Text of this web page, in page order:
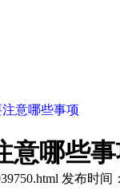
意哪些事项
意哪些
发布时间